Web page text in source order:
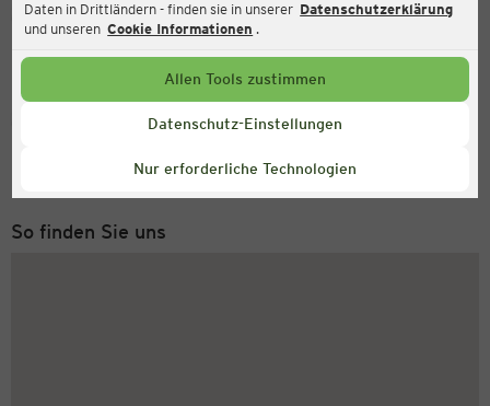
Daten in Drittländern - finden sie in unserer Datenschutzerklärung
und unseren Cookie Informationen .
Allen Tools zustimmen
Datenschutz-Einstellungen
Nur erforderliche Technologien
Aktuell:
Geöffnet
Service Hotline
Montag bis Freitag 8-18 Uhr
So finden Sie uns